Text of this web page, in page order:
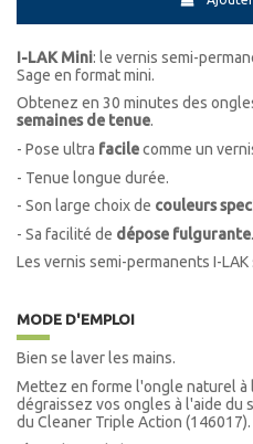
I-LAK Mini: le vernis semi-
Sage en format mini.
Obtenez en 30 minutes des
semaines de tenue.
- Pose ultra facilecomme un
- Tenue longue durée.
- Son large choix de couleurs
- Sa facilité de dépose fulgurante.
Les vernis semi-permanents I-
MODE D'EMPLOI
Bien se laver les mains.
Mettez en forme l'ongle naturel à
dégraissez vos ongles à l'aide du
du Cleaner Triple Action (146017).